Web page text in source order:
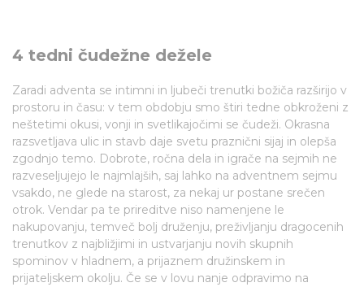
4 tedni čudežne dežele
Zaradi adventa se intimni in ljubeči trenutki božiča razširijo v
prostoru in času: v tem obdobju smo štiri tedne obkroženi z
neštetimi okusi, vonji in svetlikajočimi se čudeži. Okrasna
razsvetljava ulic in stavb daje svetu praznični sijaj in olepša
zgodnjo temo. Dobrote, ročna dela in igrače na sejmih ne
razveseljujejo le najmlajših, saj lahko na adventnem sejmu
vsakdo, ne glede na starost, za nekaj ur postane srečen
otrok. Vendar pa te prireditve niso namenjene le
nakupovanju, temveč bolj druženju, preživljanju dragocenih
trenutkov z najbližjimi in ustvarjanju novih skupnih
spominov v hladnem, a prijaznem družinskem in
prijateljskem okolju. Če se v lovu nanje odpravimo na